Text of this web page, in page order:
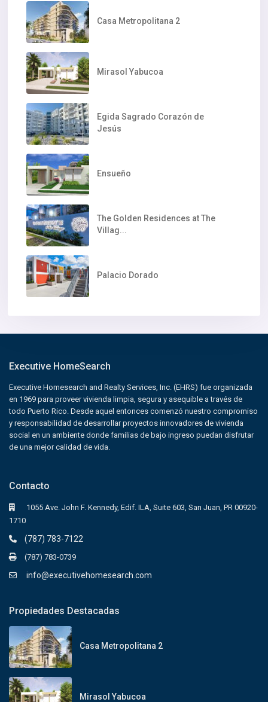
Casa Metropolitana 2
Mirasol Yabucoa
Egida Sagrado Corazón de
Jesús
Ensueño
The Golden Residences at The
Villag...
Palacio Dorado
Executive HomeSearch
Executive Homesearch and Realty Services, Inc. (EHRS) fue organizada
en 1969 para proveer vivienda limpia, segura y asequible a través de
todo Puerto Rico. Desde aquel entonces comenzó nuestro compromiso
y responsabilidad de desarrollar proyectos innovadores de vivienda
social en un ambiente donde familias de bajo ingreso puedan disfrutar
de una mejor calidad de vida.
Contacto
1055 Ave. John F. Kennedy, Edif. ILA, Suite 603, San Juan, PR 00920-
1710
(787) 783-7122
(787) 783-0739
info@executivehomesearch.com
Propiedades Destacadas
Casa Metropolitana 2
Mirasol Yabucoa